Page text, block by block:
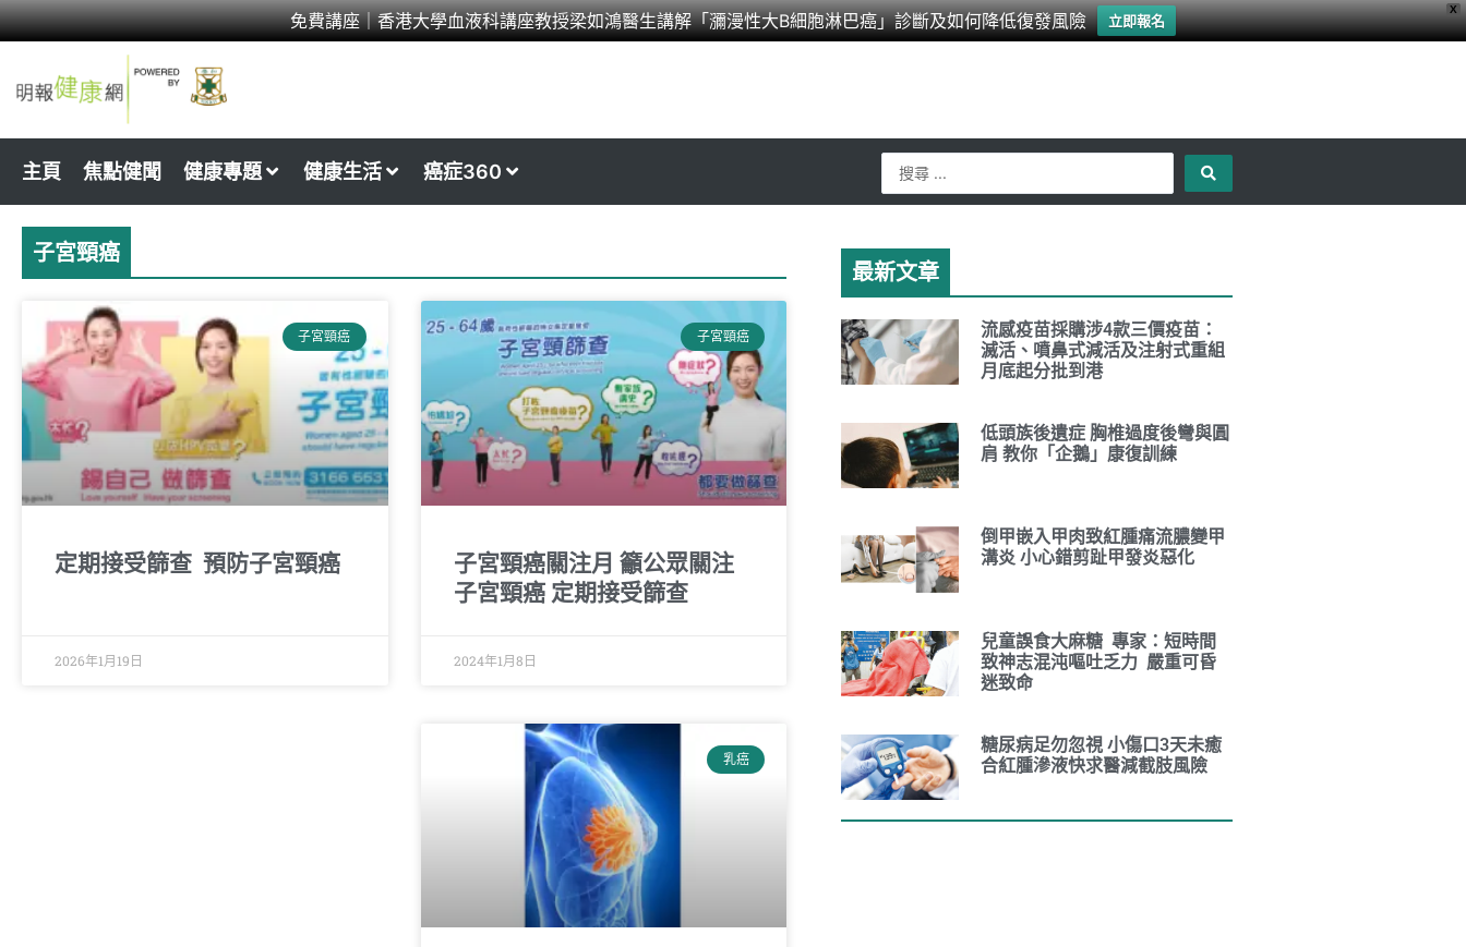
X
免費講座｜香港大學血液科講座教授梁如鴻醫生講解「瀰漫性大B細胞淋巴癌」診斷及如何降低復發風險 立即報名
Skip
to
content
主頁 焦點健聞 健康專題 健康生活 癌症360
Search
...
子宮頸癌
子宮頸癌
定期接受篩查 預防子宮頸癌
2026年1月19日
子宮頸癌
子宮頸癌關注月 籲公眾關注
子宮頸癌 定期接受篩查
2024年1月8日
乳癌
PagePage
最新文章
流感疫苗採購涉4款三價疫苗：
滅活、噴鼻式減活及注射式重組
月底起分批到港
低頭族後遺症 胸椎過度後彎與圓
肩 教你「企鵝」康復訓練
倒甲嵌入甲肉致紅腫痛流膿變甲
溝炎 小心錯剪趾甲發炎惡化
兒童誤食大麻糖 專家：短時間
致神志混沌嘔吐乏力 嚴重可昏
迷致命
糖尿病足勿忽視 小傷口3天未癒
合紅腫滲液快求醫減截肢風險